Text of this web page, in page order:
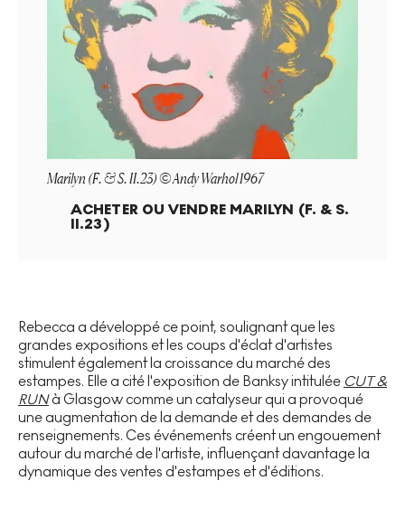
Marilyn (F. & S. II.23) © Andy Warhol 1967
ACHETER OU VENDRE MARILYN (F. & S.
II.23)
Rebecca a développé ce point, soulignant que les
grandes expositions et les coups d'éclat d'artistes
stimulent également la croissance du marché des
estampes. Elle a cité l'exposition de Banksy intitulée CUT &
RUNà Glasgow comme un catalyseur qui a provoqué
une augmentation de la demande et des demandes de
renseignements. Ces événements créent un engouement
autour du marché de l'artiste, influençant davantage la
dynamique des ventes d'estampes et d'éditions.